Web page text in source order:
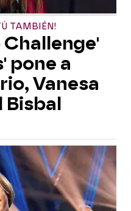
TAMBIÉN!
Challenge'
pone a
Vanesa